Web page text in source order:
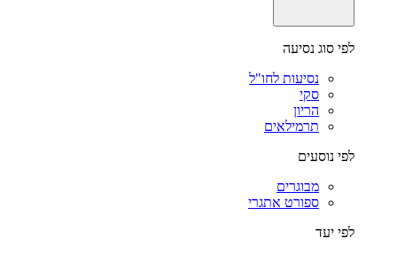
לפי סוג נסיעה
נסיעות לחו"ל
סקי
הריון
תרמילאים
לפי נוסעים
מבוגרים
ספורט אתגרי
לפי יעד